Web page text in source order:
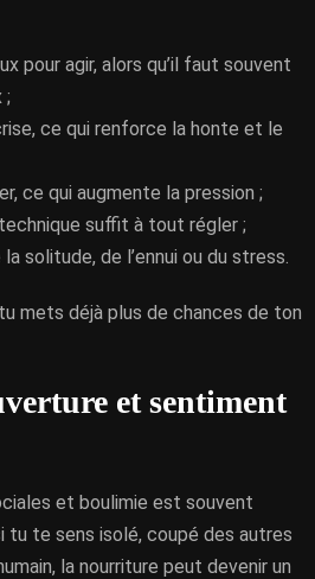
pour agir, alors qu’il faut souvent
;
ce qui renforce la honte et le
ce qui augmente la pression ;
suffit à tout régler ;
solitude, de l’ennui ou du stress.
mets déjà plus de chances de ton
et sentiment
et boulimie est souvent
tu te sens isolé, coupé des autres
la nourriture peut devenir un